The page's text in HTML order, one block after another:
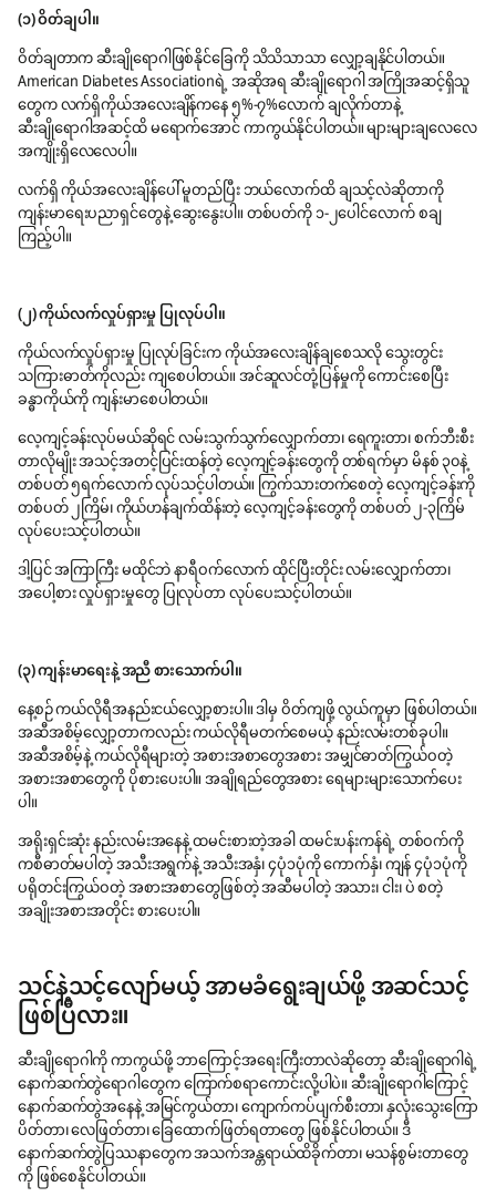
(၁) ဝိတ်ချပါ။
ဝိတ်ချတာက ဆီးချိုရောဂါဖြစ်နိုင်ခြေကို သိသိသာသာ လျှော့ချနိုင်ပါတယ်။
American Diabetes Associationရဲ့ အဆိုအရ ဆီးချိုရောဂါ အကြိုအဆင့်ရှိသူ
တွေက လက်ရှိကိုယ်အလေးချိန်ကနေ ၅%-၇%လောက် ချလိုက်တာနဲ့
ဆီးချိုရောဂါအဆင့်ထိ မရောက်အောင် ကာကွယ်နိုင်ပါတယ်။ များများချလေလေ
အကျိုးရှိလေလေပါ။
လက်ရှိ ကိုယ်အလေးချိန်ပေါ် မူတည်ပြီး ဘယ်လောက်ထိ ချသင့်လဲဆိုတာကို
ကျန်းမာရေးပညာရှင်တွေနဲ့ ဆွေးနွေးပါ။ တစ်ပတ်ကို ၁-၂ပေါင်လောက် စချ
ကြည့်ပါ။
(၂) ကိုယ်လက်လှုပ်ရှားမှု ပြုလုပ်ပါ။
ကိုယ်လက်လှုပ်ရှားမှု ပြုလုပ်ခြင်းက ကိုယ်အလေးချိန်ချစေသလို သွေးတွင်း
သကြားဓာတ်ကိုလည်း ကျစေပါတယ်။ အင်ဆူလင်တုံ့ပြန်မှုကို ကောင်းစေပြီး
ခန္ဓာကိုယ်ကို ကျန်းမာစေပါတယ်။
လေ့ကျင့်ခန်းလုပ်မယ်ဆိုရင် လမ်းသွက်သွက်လျှောက်တာ၊ ရေကူးတာ၊ စက်ဘီးစီး
တာလိုမျိုး အသင့်အတင့်ပြင်းထန်တဲ့ လေ့ကျင့်ခန်းတွေကို တစ်ရက်မှာ မိနစ် ၃၀နဲ့
တစ်ပတ် ၅ရက်လောက် လုပ်သင့်ပါတယ်။ ကြွက်သားတက်စေတဲ့ လေ့ကျင့်ခန်းကို
တစ်ပတ် ၂ကြိမ်၊ ကိုယ်ဟန်ချက်ထိန်းတဲ့ လေ့ကျင့်ခန်းတွေကို တစ်ပတ် ၂-၃ကြိမ်
လုပ်ပေးသင့်ပါတယ်။
ဒါ့ပြင် အကြာကြီး မထိုင်ဘဲ နာရီဝက်လောက် ထိုင်ပြီးတိုင်း လမ်းလျှောက်တာ၊
အပေါ့စား လှုပ်ရှားမှုတွေ ပြုလုပ်တာ လုပ်ပေးသင့်ပါတယ်။
(၃) ကျန်းမာရေးနဲ့ အညီ စားသောက်ပါ။
နေ့စဉ် ကယ်လိုရီအနည်းငယ်လျှော့စားပါ။ ဒါမှ ဝိတ်ကျဖို့ လွယ်ကူမှာ ဖြစ်ပါတယ်။
အဆီအစိမ့်လျှော့တာကလည်း ကယ်လိုရီမတက်စေမယ့် နည်းလမ်းတစ်ခုပါ။
အဆီအစိမ့်နဲ့ ကယ်လိုရီများတဲ့ အစားအစာတွေအစား အမျှင်ဓာတ်ကြွယ်ဝတဲ့
အစားအစာတွေကို ပိုစားပေးပါ။ အချိုရည်တွေအစား ရေများများ‌သောက်ပေး
ပါ။
အရိုးရှင်းဆုံး နည်းလမ်းအနေနဲ့ ထမင်းစားတဲ့အခါ ထမင်းပန်းကန်ရဲ့ တစ်ဝက်ကို
ကစီဓာတ်မပါတဲ့ အသီးအရွက်နဲ့ အသီးအနှံ၊ ၄ပုံ၁ပုံကို ကောက်နှံ၊ ကျန် ၄ပုံ၁ပုံကို
ပရိုတင်းကြွယ်ဝတဲ့ အစားအစာတွေဖြစ်တဲ့ အဆီမပါတဲ့ အသား၊ ငါး၊ ပဲ စတဲ့
အချိုးအစားအတိုင်း စားပေးပါ။
သင်နဲ့သင့်လျော်မယ့် အာမခံရွေးချယ်ဖို့ အဆင်သင့်
ဖြစ်ပြီလား။
ဆီးချိုရောဂါကို ကာကွယ်ဖို့ ဘာကြောင့်အရေးကြီးတာလဲဆိုတော့ ဆီးချိုရောဂါရဲ့
နောက်ဆက်တွဲရောဂါတွေက ကြောက်စရာကောင်းလို့ပါပဲ။ ဆီးချိုရောဂါကြောင့်
နောက်ဆက်တွဲအနေနဲ့ အမြင်ကွယ်တာ၊ ကျောက်ကပ်ပျက်စီးတာ၊ နှလုံးသွေးကြော
ပိတ်တာ၊ လေဖြတ်တာ၊ ခြေထောက်ဖြတ်ရတာတွေ ဖြစ်နိုင်ပါတယ်။ ဒီ
နောက်ဆက်တွဲပြဿနာတွေက အသက်အန္တရာယ်ထိခိုက်တာ၊ မသန်စွမ်းတာတွေ
ကို ဖြစ်စေနိုင်ပါတယ်။